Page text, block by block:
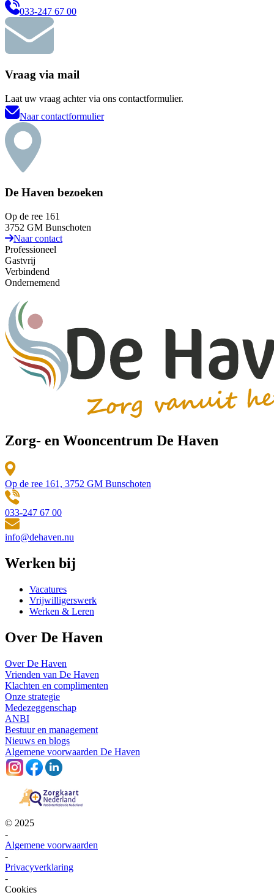
033-247 67 00
Vraag via mail
Laat uw vraag achter via ons contactformulier.
Naar contactformulier
De Haven bezoeken
Op de ree 161
3752 GM Bunschoten
Naar contact
Professioneel
Gastvrij
Verbindend
Ondernemend
Zorg- en Wooncentrum De Haven
Op de ree 161, 3752 GM Bunschoten
033-247 67 00
info@dehaven.nu
Werken bij
Vacatures
Vrijwilligerswerk
Werken & Leren
Over De Haven
Over De Haven
Vrienden van De Haven
Klachten en complimenten
Onze strategie
Medezeggenschap
ANBI
Bestuur en management
Nieuws en blogs
Algemene voorwaarden De Haven
© 2025
-
Algemene voorwaarden
-
Privacyverklaring
-
Cookies